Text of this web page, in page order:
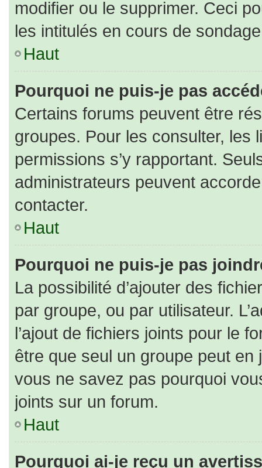
modifier ou le supprimer. Ceci
les intitulés en cours de
Haut
Pourquoi ne puis-je pas
Certains forums peuvent être
groupes. Pour les consulter, les
permissions s’y rapportant.
administrateurs peuvent
contacter.
Haut
Pourquoi ne puis-je pas
La possibilité d’ajouter des
par groupe, ou par utilisateur.
l’ajout de fichiers joints pour le
être que seul un groupe peut en
vous ne savez pas pourquoi
joints sur un forum.
Haut
Pourquoi ai-je reçu un